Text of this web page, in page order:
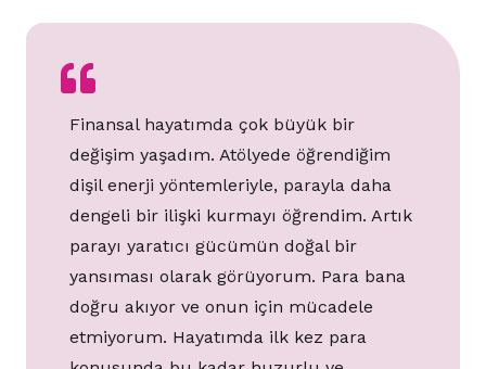
Finansal hayatımda çok büyük bir
değişim yaşadım. Atölyede öğrendiğim
dişil enerji yöntemleriyle, parayla daha
dengeli bir ilişki kurmayı öğrendim. Artık
parayı yaratıcı gücümün doğal bir
yansıması olarak görüyorum. Para bana
doğru akıyor ve onun için mücadele
etmiyorum. Hayatımda ilk kez para